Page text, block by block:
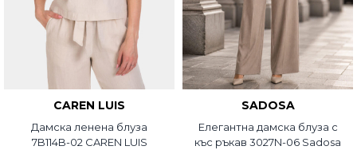
CAREN LUIS
Дамска ленена блуза
7B114B-02 CAREN LUIS
SADOSA
Елегантна дамска блуза с
къс ръкав 3027N-06 Sadosa